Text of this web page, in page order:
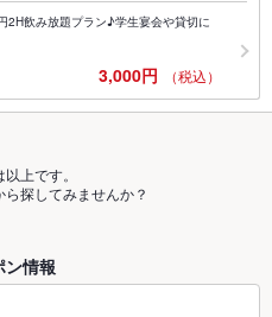
2H飲み放題プラン♪学生宴会や貸切に
3,000円 （税込）
上です。
探してみませんか？
ン情報